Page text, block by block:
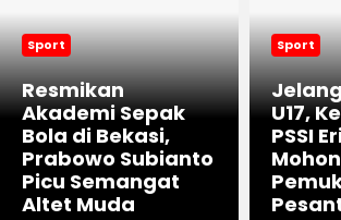
Sport
Resmikan
Akademi Sepak
Bola di Bekasi,
Prabowo Subianto
Picu Semangat
Altet Muda
Sport
U17,
PSSI